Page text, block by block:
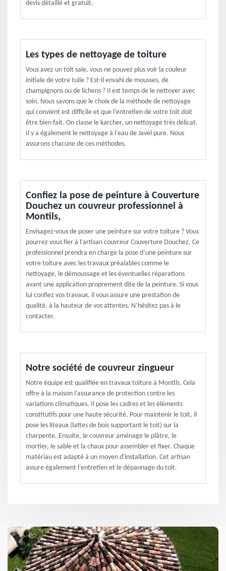
devis détaillé et gratuit.
Les types de nettoyage de toiture
Vous avez un toit sale, vous ne pouvez plus voir la couleur
initiale de votre tuile ? Est-il envahi de mousses, de
champignons ou de lichens ? Il est temps de le nettoyer avec
soin. Nous savons que le choix de la méthode de nettoyage
qui convient est difficile et que l’entretien de votre toit doit
être bien fait. On classe le karcher, un nettoyage très délicat.
Il y a également le nettoyage à l'eau de Javel pure. Nous
assurons chacune de ces méthodes.
Confiez la pose de peinture à Couverture
Douchez un couvreur professionnel à
Montils,
Envisagez-vous de poser une peinture sur votre toiture ? Vous
pourrez vous fier à l’artisan couvreur Couverture Douchez. Ce
professionnel prendra en charge la pose d’une peinture sur
votre toiture avec les travaux préalables comme le
nettoyage, le démoussage et les éventuelles réparations
avant une application proprement dite de la peinture. Si vous
lui confiez vos travaux, il vous assure une prestation de
qualité, à la hauteur de vos attentes. N’hésitez pas à le
contacter.
Notre société de couvreur zingueur
Notre équipe est qualifiée en travaux toiture à Montils. Cela
offre à la maison l’assurance de protection contre les
variations climatiques. Il pose les cadres et les éléments
constitutifs pour une haute sécurité. Pour maintenir le toit, il
pose les liteaux (lattes de bois supportant le toit) sur la
charpente. Ensuite, le couvreur aménage le plâtre, le
mortier, le sable et la chaux pour assembler et fixer. Chaque
matériau est adapté à un moyen d'installation. Cet artisan
assure également l'entretien et le dépannage du toit.